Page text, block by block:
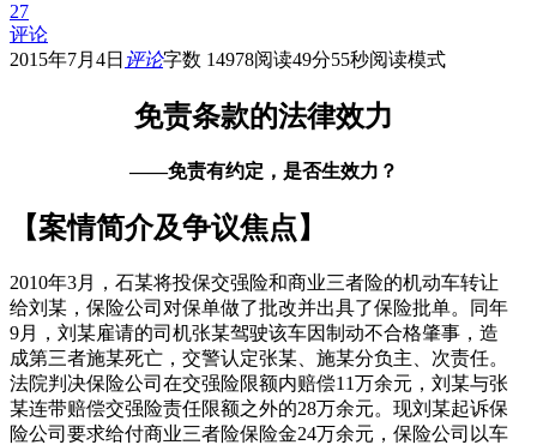
27
评论
2015年7月4日 评论字数 14978阅读49分55秒阅读模式
免责条款的法律效力
——免责有约定，是否生效力？
【案情简介及争议焦点】
2010年3月，石某将投保交强险和商业三者险的机动车转让
给刘某，保险公司对保单做了批改并出具了保险批单。同年
9月，刘某雇请的司机张某驾驶该车因制动不合格肇事，造
成第三者施某死亡，交警认定张某、施某分负主、次责任。
法院判决保险公司在交强险限额内赔偿11万余元，刘某与张
某连带赔偿交强险责任限额之外的28万余元。现刘某起诉保
险公司要求给付商业三者险保险金24万余元，保险公司以车